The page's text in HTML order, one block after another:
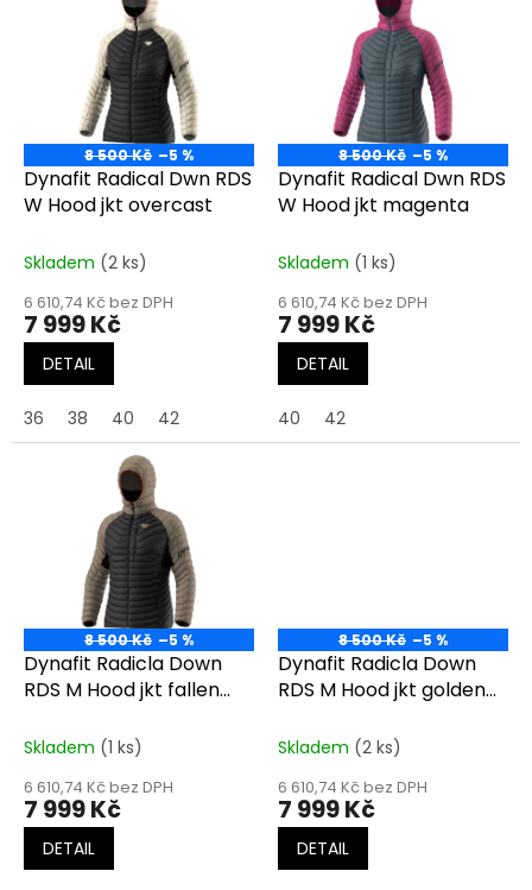
ůo
d
u
8 500 Kč –5 %
Dynafit Radical Dwn RDS
W Hood jkt overcast
Skladem (2 ks)
6 610,74 Kč bez DPH
7 999 Kč
DETAIL
36 38 40 42
8 500 Kč –5 %
Dynafit Radical Dwn RDS
W Hood jkt magenta
Skladem (1 ks)
6 610,74 Kč bez DPH
7 999 Kč
DETAIL
40 42
8 500 Kč –5 %
Dynafit Radicla Down
RDS M Hood jkt fallen
Skladem (1 ks)
6 610,74 Kč bez DPH
7 999 Kč
DETAIL
8 500 Kč –5 %
Dynafit Radicla Down
RDS M Hood jkt golden
Skladem (2 ks)
6 610,74 Kč bez DPH
7 999 Kč
DETAIL